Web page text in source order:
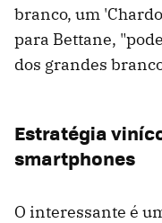
branco, um
para Bettane,
dos grandes
Estratégia
smartphones
O interessante é